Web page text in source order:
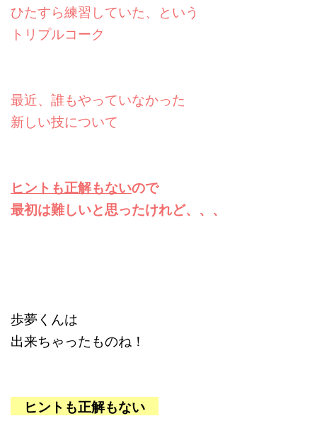
ひたすら練習していた、という
トリプルコーク
最近、誰もやっていなかった
新しい技について
ヒントも正解もないので
最初は難しいと思ったけれど、、、
歩夢くんは
出来ちゃったものね！
ヒントも正解もない